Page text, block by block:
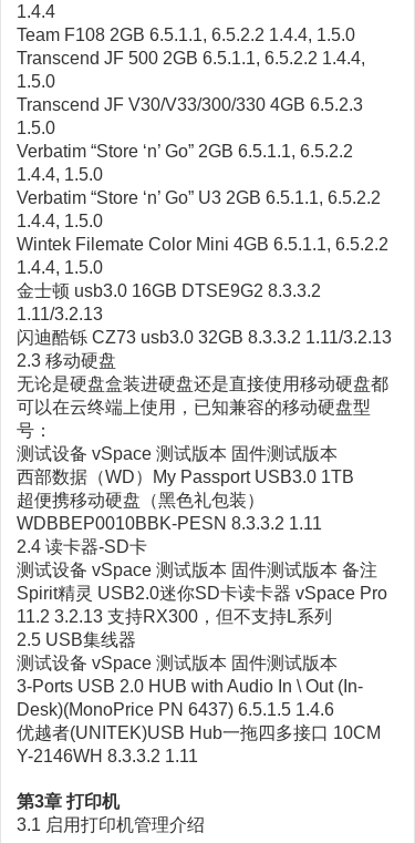
1.4.4
Team F108 2GB 6.5.1.1, 6.5.2.2 1.4.4, 1.5.0
Transcend JF 500 2GB 6.5.1.1, 6.5.2.2 1.4.4,
1.5.0
Transcend JF V30/V33/300/330 4GB 6.5.2.3
1.5.0
Verbatim “Store ‘n’ Go” 2GB 6.5.1.1, 6.5.2.2
1.4.4, 1.5.0
Verbatim “Store ‘n’ Go” U3 2GB 6.5.1.1, 6.5.2.2
1.4.4, 1.5.0
Wintek Filemate Color Mini 4GB 6.5.1.1, 6.5.2.2
1.4.4, 1.5.0
金士顿 usb3.0 16GB DTSE9G2 8.3.3.2
1.11/3.2.13
闪迪酷铄 CZ73 usb3.0 32GB 8.3.3.2 1.11/3.2.13
2.3 移动硬盘
无论是硬盘盒装进硬盘还是直接使用移动硬盘都
可以在云终端上使用，已知兼容的移动硬盘型
号：
测试设备 vSpace 测试版本 固件测试版本
西部数据（WD）My Passport USB3.0 1TB
超便携移动硬盘（黑色礼包装）
WDBBEP0010BBK-PESN 8.3.3.2 1.11
2.4 读卡器-SD卡
测试设备 vSpace 测试版本 固件测试版本 备注
Spirit精灵 USB2.0迷你SD卡读卡器 vSpace Pro
11.2 3.2.13 支持RX300，但不支持L系列
2.5 USB集线器
测试设备 vSpace 测试版本 固件测试版本
3-Ports USB 2.0 HUB with Audio In \ Out (In-
Desk)(MonoPrice PN 6437) 6.5.1.5 1.4.6
优越者(UNITEK)USB Hub一拖四多接口 10CM
Y-2146WH 8.3.3.2 1.11
第3章 打印机
3.1 启用打印机管理介绍